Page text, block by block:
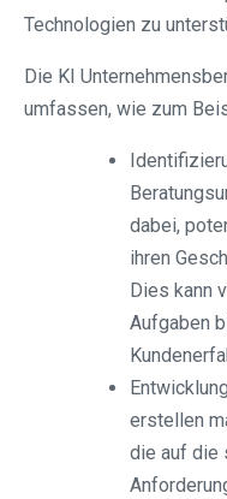
Technologien zu
Die KI
umfassen, wie zum
dabei,
ihren
Dies kann
Aufgaben
erstellen
die auf die